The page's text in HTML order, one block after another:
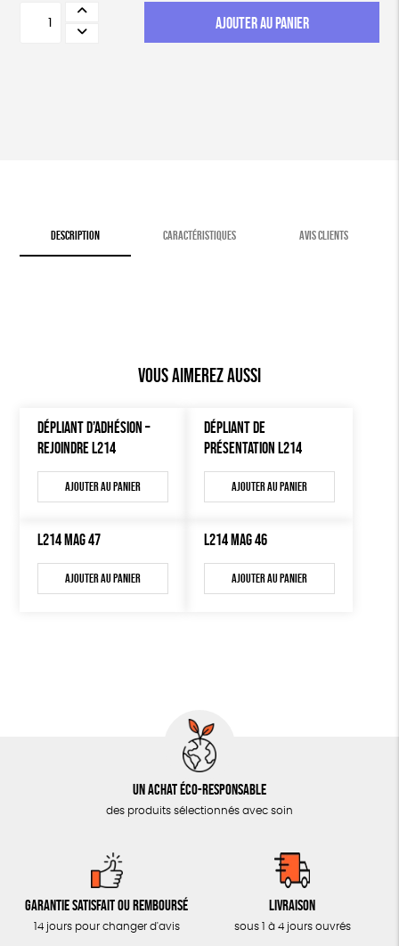
AJOUTER AU PANIER
DESCRIPTION CARACTÉRISTIQUES AVIS CLIENTS
Vous aimerez aussi
DÉPLIANT D’ADHÉSION –
REJOINDRE L214
Ajouter au panier
DÉPLIANT DE
PRÉSENTATION L214
Ajouter au panier
L214 MAG 47
Ajouter au panier
L214 MAG 46
Ajouter au panier
Un achat éco-responsable
des produits sélectionnés avec soin
Garantie satisfait ou remboursé
14 jours pour changer d'avis
Livraison
sous 1 à 4 jours ouvrés